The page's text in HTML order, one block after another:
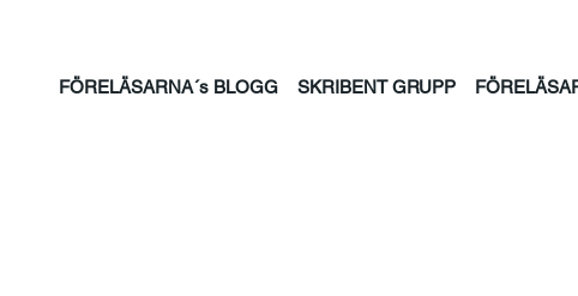
FÖRELÄSARNA´s BLOGG SKRIBENT GRUPP